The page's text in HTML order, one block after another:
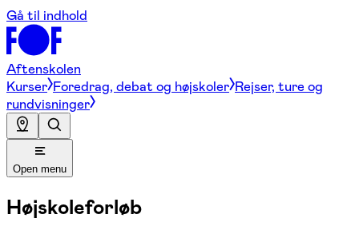
Gå til indhold
Aftenskolen
Kurser Foredrag, debat og højskoler Rejser, ture og
rundvisninger
Open menu
Højskoleforløb